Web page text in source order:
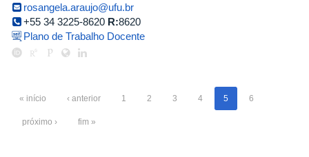
rosangela.araujo@ufu.br
+55 34 3225-8620 R:8620
Plano de Trabalho Docente
« início ‹ anterior 1 2 3 4 5 6
próximo › fim »